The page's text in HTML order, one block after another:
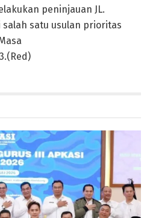
peninjauan JL.
satu usulan prioritas